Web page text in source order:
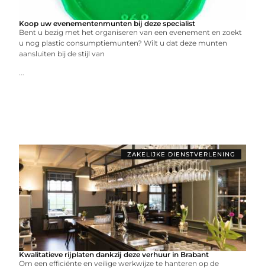
Koop uw evenementenmunten bij deze specialist
Bent u bezig met het organiseren van een evenement en zoekt
u nog plastic consumptiemunten? Wilt u dat deze munten
aansluiten bij de stijl van
...
ZAKELIJKE DIENSTVERLENING
Kwalitatieve rijplaten dankzij deze verhuur in Brabant
Om een efficiënte en veilige werkwijze te hanteren op de